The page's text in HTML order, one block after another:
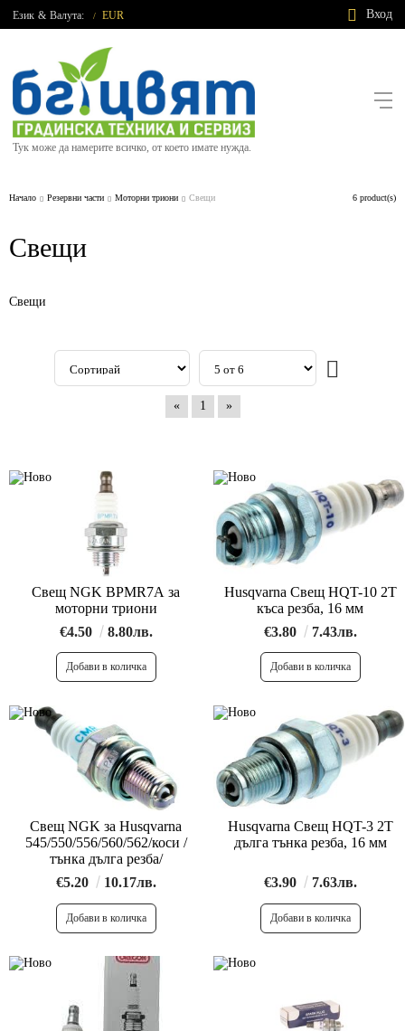
Език & Валута: / EUR Вход
Тук може да намерите всичко, от което имате нужда.
Начало Резервни части Моторни триони Свещи 6 product(s)
Свещи
Свещи
« 1 »
Свещ NGK BPMR7A за
моторни триони
€4.50
8.80лв.
Husqvarna Свещ HQT-10 2Т
къса резба, 16 мм
€3.80
7.43лв.
Свещ NGK за Нusqvarna
545/550/556/560/562/коси /
тънка дълга резба/
€5.20
10.17лв.
Husqvarna Свещ HQT-3 2Т
дълга тънка резба, 16 мм
€3.90 7.63лв.